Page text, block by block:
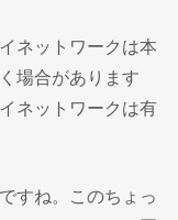
ネットワークは本
場合があります
ネットワークは有
すね。このちょっ